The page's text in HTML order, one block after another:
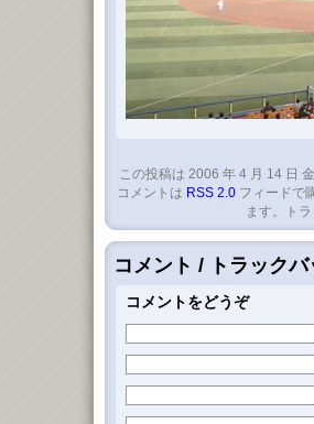
この投稿は 2006 年 4 月 14 日
コメントは RSS 2.0フィードで
ます。ト
コメント / トラック
コメントをどうぞ